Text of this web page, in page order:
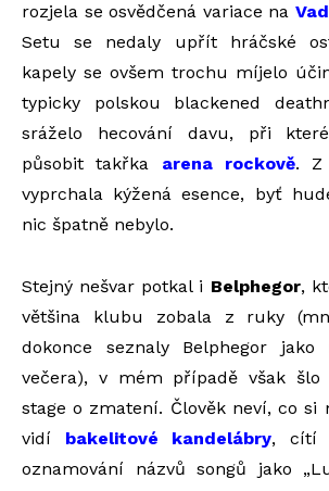
rozjela se osvědčená variace na
Setu se nedaly upřít hráčské
kapely se ovšem trochu míjelo
typicky polskou blackened
sráželo hecování davu, při
působit takřka arena rockově. Z
vyprchala kýžená esence, byť
nic špatně nebylo.
Stejný nešvar potkal i Belphegor,
většina klubu zobala z ruky
dokonce seznaly Belphegor jako
večera), v mém případě však
stage o zmatení. Člověk neví, co si
vidí bakelitové kandelábry, cítí
oznamování názvů songů jako